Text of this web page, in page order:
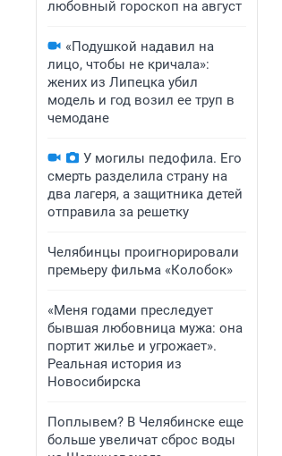
любовный гороскоп на август
«Подушкой надавил на
лицо, чтобы не кричала»:
жених из Липецка убил
модель и год возил ее труп в
чемодане
У могилы педофила. Его
смерть разделила страну на
два лагеря, а защитника детей
отправила за решетку
Челябинцы проигнорировали
премьеру фильма «Колобок»
«Меня годами преследует
бывшая любовница мужа: она
портит жилье и угрожает».
Реальная история из
Новосибирска
Поплывем? В Челябинске еще
больше увеличат сброс воды